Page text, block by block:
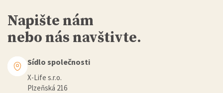
Napište nám
nebo nás navštivte.
Sídlo společnosti
X-Life s.r.o.
Plzeňská 216